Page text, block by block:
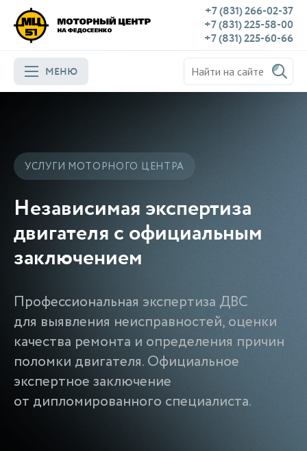
+7 (831) 266-02-37
+7 (831) 225-58-00
+7 (831) 225-60-66
МЕНЮ
УСЛУГИ МОТОРНОГО ЦЕНТРА
Независимая экспертиза
двигателя с официальным
заключением
Профессиональная экспертиза ДВС
для выявления неисправностей, оценки
качества ремонта и определения причин
поломки двигателя. Официальное
экспертное заключение
от дипломированного специалиста.